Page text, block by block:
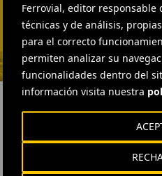
Ferrovial, editor responsable
técnicas y de análisis,
para el correcto
permiten analizar su
funcionalidades dentro del
información visita nuestra
Vargas
ENVIAR
RELACIONADOS